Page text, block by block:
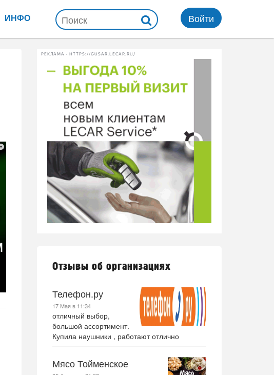
ИНФО Войти
РЕКЛАМА • HTTPS://GUSAR.LECAR.RU/
Отзывы об организациях
Телефон.ру
17 Мая в 11:34
отличный выбор,
большой ассортимент.
Купила наушники , работают отлично
Мясо Тойменское